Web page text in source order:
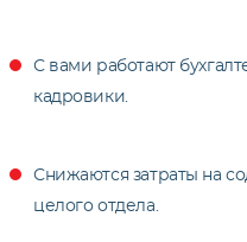
С вами работают
кадровики.
Снижаются затраты на
целого отдела.